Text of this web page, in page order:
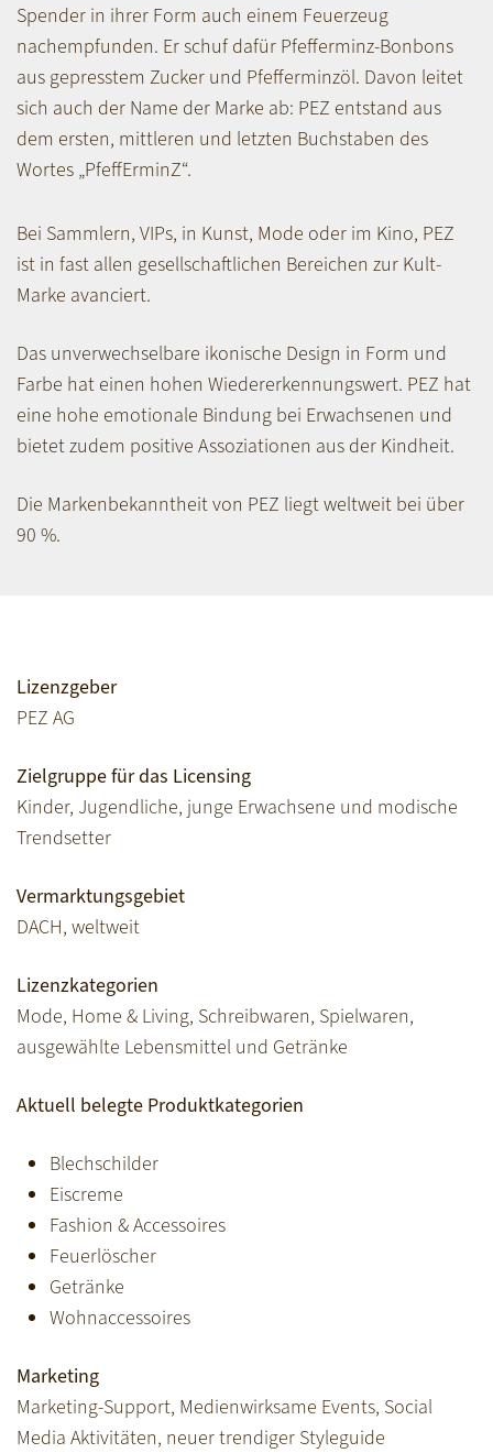
Spender in ihrer Form auch einem Feuerzeug
nachempfunden. Er schuf dafür Pfefferminz-Bonbons
aus gepresstem Zucker und Pfefferminzöl. Davon leitet
sich auch der Name der Marke ab: PEZ entstand aus
dem ersten, mittleren und letzten Buchstaben des
Wortes „PfeffErminZ“.
Bei Sammlern, VIPs, in Kunst, Mode oder im Kino, PEZ
ist in fast allen gesellschaftlichen Bereichen zur Kult-
Marke avanciert.
Das unverwechselbare ikonische Design in Form und
Farbe hat einen hohen Wiedererkennungswert. PEZ hat
eine hohe emotionale Bindung bei Erwachsenen und
bietet zudem positive Assoziationen aus der Kindheit.
Die Markenbekanntheit von PEZ liegt weltweit bei über
90 %.
Lizenzgeber
PEZ AG
Zielgruppe für das Licensing
Kinder, Jugendliche, junge Erwachsene und modische
Trendsetter
Vermarktungsgebiet
DACH, weltweit
Lizenzkategorien
Mode, Home & Living, Schreibwaren, Spielwaren,
ausgewählte Lebensmittel und Getränke
Aktuell belegte Produktkategorien
Blechschilder
Eiscreme
Fashion & Accessoires
Feuerlöscher
Getränke
Wohnaccessoires
Marketing
Marketing-Support, Medienwirksame Events, Social
Media Aktivitäten, neuer trendiger Styleguide